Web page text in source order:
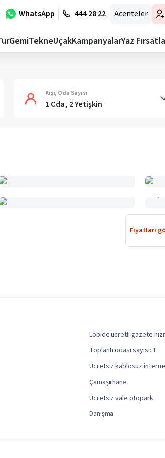
WhatsApp 444 28 22 Acenteler
GemiTekneUçakKampanyalarYaz
Kişi, Oda Sayısı
1 Oda, 2 Yetişkin
Fiyatları
Lobide ücretli gazete
Toplantı odası sayısı: 1
Ücretsiz kablosuz
Çamaşırhane
Ücretsiz vale otopark
Danışma